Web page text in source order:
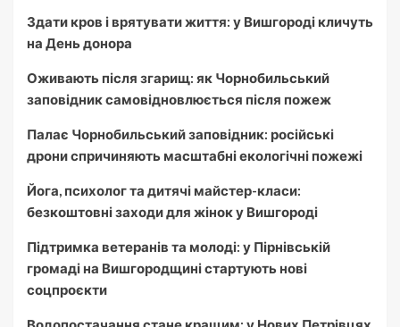
Здати кров і врятувати життя: у Вишгороді кличуть
на День донора
Оживають після згарищ: як Чорнобильський
заповідник самовідновлюється після пожеж
Палає Чорнобильський заповідник: російські
дрони спричиняють масштабні екологічні пожежі
Йога, психолог та дитячі майстер-класи:
безкоштовні заходи для жінок у Вишгороді
Підтримка ветеранів та молоді: у Пірнівській
громаді на Вишгородщині стартують нові
соцпроєкти